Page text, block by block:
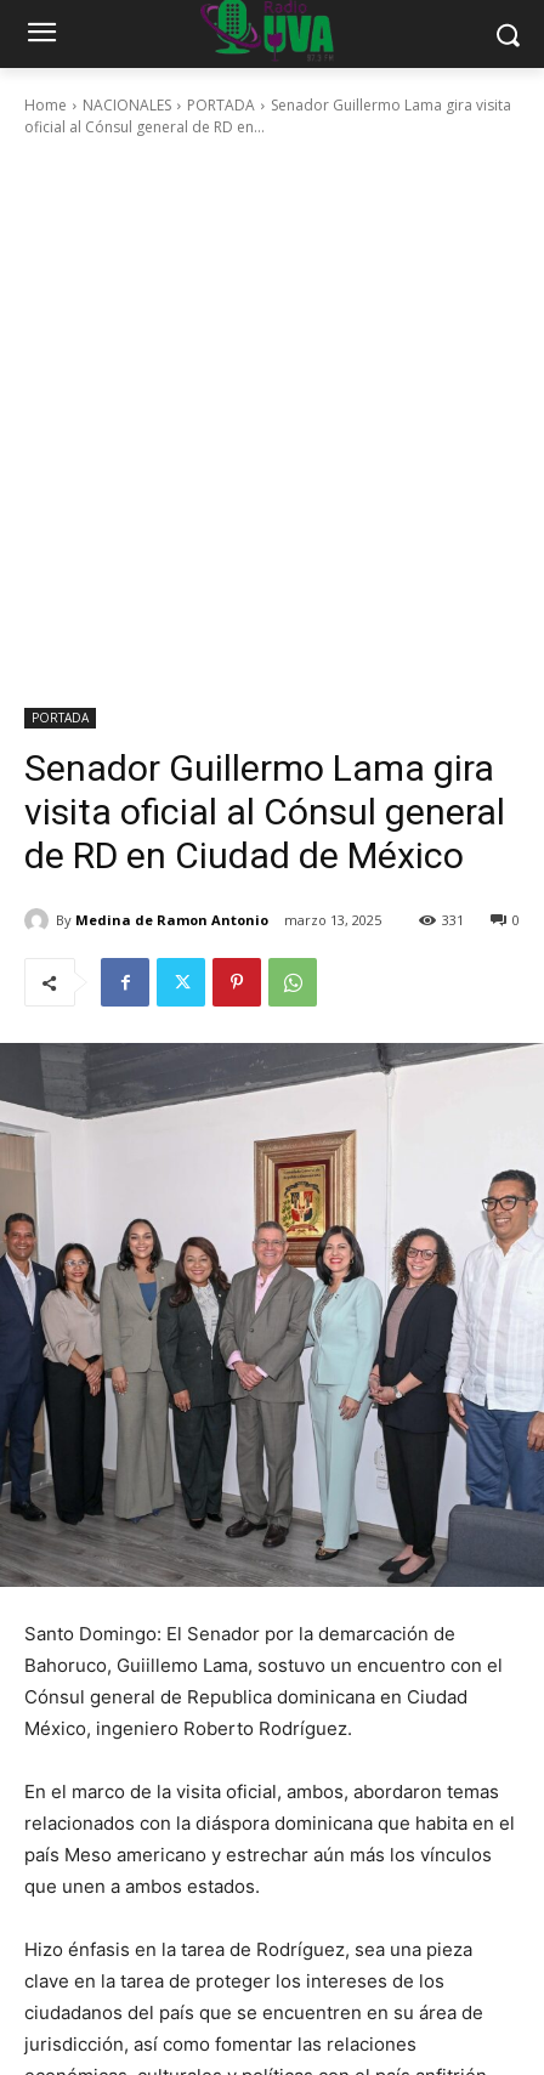
Home NACIONALES PORTADA
Senador Guillermo Lama gira visita
oficial al Cónsul general de RD en...
PORTADA
Senador Guillermo Lama gira
visita oficial al Cónsul general
de RD en Ciudad de México
By Medina de Ramon Antonio marzo 13, 2025 0
331
Santo Domingo: El Senador por la demarcación de
Bahoruco, Guiillemo Lama, sostuvo un encuentro con el
Cónsul general de Republica dominicana en Ciudad
México, ingeniero Roberto Rodríguez.
En el marco de la visita oficial, ambos, abordaron temas
relacionados con la diáspora dominicana que habita en el
país Meso americano y estrechar aún más los vínculos
que unen a ambos estados.
Hizo énfasis en la tarea de Rodríguez, sea una pieza
clave en la tarea de proteger los intereses de los
ciudadanos del país que se encuentren en su área de
jurisdicción, así como fomentar las relaciones